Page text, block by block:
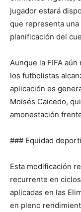
jugador estará
que representa
planificación del
Aunque la FIFA
los futbolistas
aplicación es
Moisés Caicedo,
amonestación
### Equidad
Esta modificación
recurrente en
aplicadas en las
en pleno